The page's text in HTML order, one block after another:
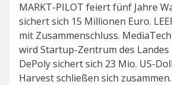
MARKT-PILOT feiert fünf Jahre
sichert sich 15 Millionen Euro.
mit Zusammenschluss.
wird Startup-Zentrum des
DePoly sichert sich 23 Mio. US-
Harvest schließen sich